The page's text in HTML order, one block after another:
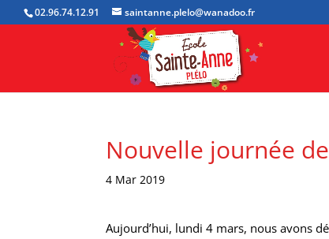
02.96.74.12.91 saintanne.plelo@wanadoo.fr
Nouvelle journée
4 Mar 2019
Aujourd’hui, lundi 4 mars, nous avons